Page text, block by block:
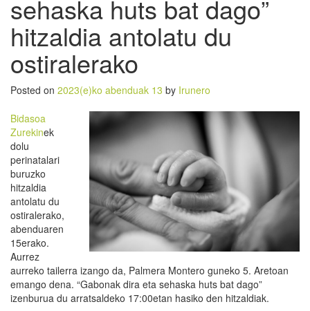
sehaska huts bat dago”
hitzaldia antolatu du
ostiralerako
Posted on 2023(e)ko abenduak 13 by Irunero
Bidasoa
Zurekinek
dolu
perinatalari
buruzko
hitzaldia
antolatu du
ostiralerako,
abenduaren
15erako.
Aurrez
aurreko tailerra izango da, Palmera Montero guneko 5. Aretoan
emango dena. “Gabonak dira eta sehaska huts bat dago”
izenburua du arratsaldeko 17:00etan hasiko den hitzaldiak.